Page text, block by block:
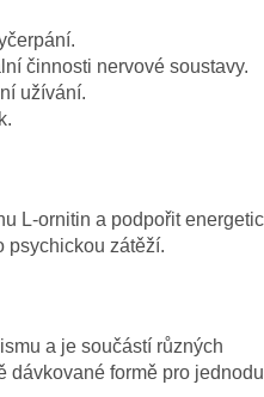
činnosti nervové soustavy.
užívání.
L-ornitin a podpořit
psychickou zátěží.
a je součástí různých
dávkované formě pro